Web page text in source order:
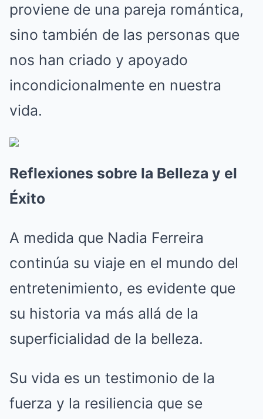
proviene de una pareja romántica,
sino también de las personas que
nos han criado y apoyado
incondicionalmente en nuestra
vida.
Reflexiones sobre la Belleza y el
Éxito
A medida que Nadia Ferreira
continúa su viaje en el mundo del
entretenimiento, es evidente que
su historia va más allá de la
superficialidad de la belleza.
Su vida es un testimonio de la
fuerza y la resiliencia que se